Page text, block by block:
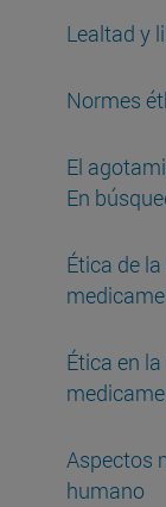
Lealtad y
Normes
El
En
Ética de
Ética en
Aspectos
humano